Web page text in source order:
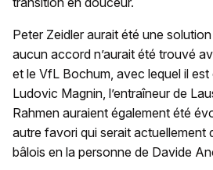
Peter Zeidler aurait été une
aucun accord n’aurait été trouvé
et le VfL Bochum, avec lequel il
Ludovic Magnin, l’entraîneur de
Rahmen auraient également été
autre favori qui serait actuellement
bâlois en la personne de Davide